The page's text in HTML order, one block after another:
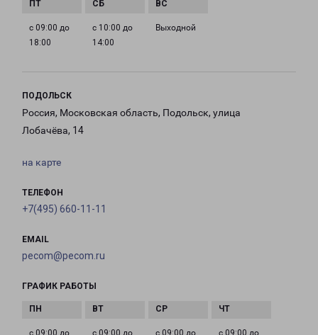
с 09:00 до
18:00
с 10:00 до
14:00
Выходной
ПОДОЛЬСК
Россия, Московская область, Подольск, улица
Лобачёва, 14
на карте
ТЕЛЕФОН
+7(495) 660-11-11
EMAIL
pecom@pecom.ru
ГРАФИК РАБОТЫ